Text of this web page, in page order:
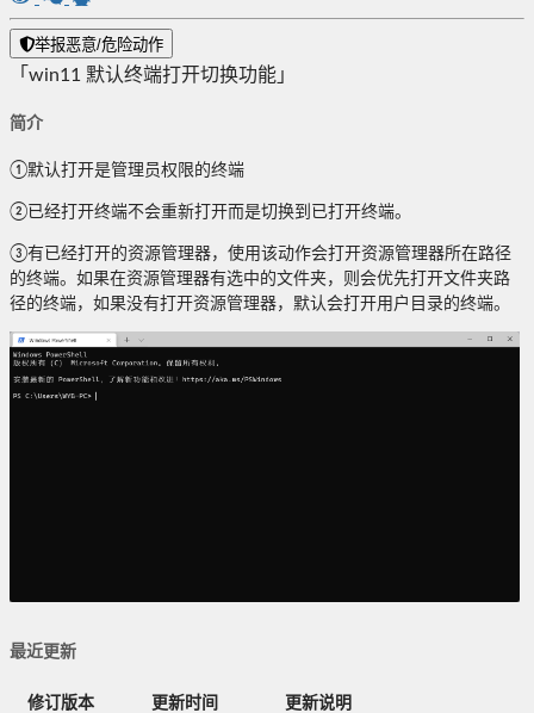
举报恶意/危险动作
「win11 默认终端打开切换功能」
简介
①默认打开是管理员权限的终端
②已经打开终端不会重新打开而是切换到已打开终端。
③有已经打开的资源管理器，使用该动作会打开资源管理器所在路径
的终端。如果在资源管理器有选中的文件夹，则会优先打开文件夹路
径的终端，如果没有打开资源管理器，默认会打开用户目录的终端。
最近更新
修订版本 更新时间
更新说明